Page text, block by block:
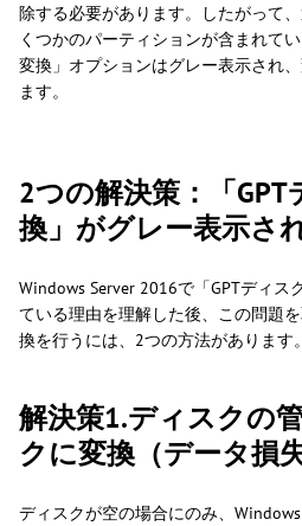
除する必要があります。したがって
くつかのパーティションが含まれて
変換」オプションはグレー表示され
ます。
2つの解決策：「
換」がグレー表示さ
Windows Server 2016で「GPTディ
ている理由を理解した後、この問題
換を行うには、2つの方法があります。
解決策1.ディスクの
クに変換（データ損失
ディスクが空の場合にのみ、